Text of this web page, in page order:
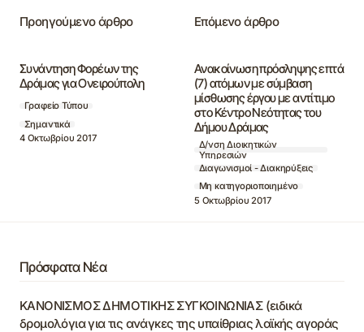
Προηγούμενο άρθρο
Συνάντηση Φορέων της
Δράμας για Ονειρούπολη
Γραφείο Τύπου
Σημαντικά
4 Οκτωβρίου 2017
Επόμενο άρθρο
Ανακοίνωση πρόσληψης επτά
(7) ατόμων με σύμβαση
μίσθωσης έργου με αντίτιμο
στο Κέντρο Νεότητας του
Δήμου Δράμας
Δ/νση Διοικητικών
Υπηρεσιών
Διαγωνισμοί - Διακηρύξεις
Μη κατηγοριοποιημένο
5 Οκτωβρίου 2017
Πρόσφατα Νέα
ΚΑΝΟΝΙΣΜΟΣ ΔΗΜΟΤΙΚΗΣ ΣΥΓΚΟΙΝΩΝΙΑΣ (ειδικά
δρομολόγια για τις ανάγκες της υπαίθριας λαϊκής αγοράς